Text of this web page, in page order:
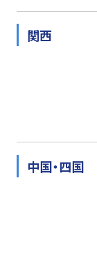
関西
中国・四国